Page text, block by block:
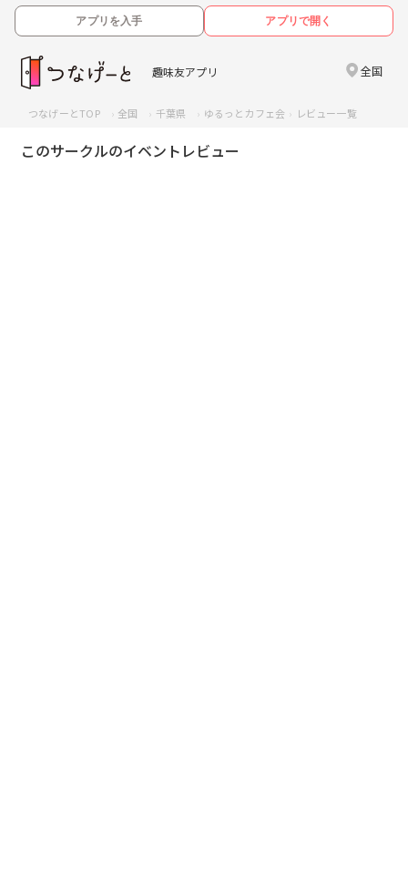
アプリを入手 アプリで開く
趣味友アプリ 全国
つなげーとTOP 全国 千葉県 ゆるっとカフェ会 レビュー一覧
このサークルのイベントレビュー